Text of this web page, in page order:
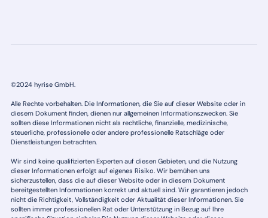
©2024 hyrise GmbH.
Alle Rechte vorbehalten. Die Informationen, die Sie auf dieser Website oder in
diesem Dokument finden, dienen nur allgemeinen Informationszwecken. Sie
sollten diese Informationen nicht als rechtliche, finanzielle, medizinische,
steuerliche, professionelle oder andere professionelle Ratschläge oder
Dienstleistungen betrachten.
Wir sind keine qualifizierten Experten auf diesen Gebieten, und die Nutzung
dieser Informationen erfolgt auf eigenes Risiko. Wir bemühen uns
sicherzustellen, dass die auf dieser Website oder in diesem Dokument
bereitgestellten Informationen korrekt und aktuell sind. Wir garantieren jedoch
nicht die Richtigkeit, Vollständigkeit oder Aktualität dieser Informationen. Sie
sollten immer professionellen Rat oder Unterstützung in Bezug auf Ihre